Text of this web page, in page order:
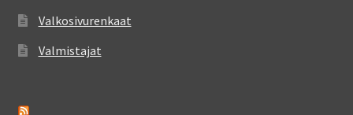
Valkosivurenkaat
Valmistajat